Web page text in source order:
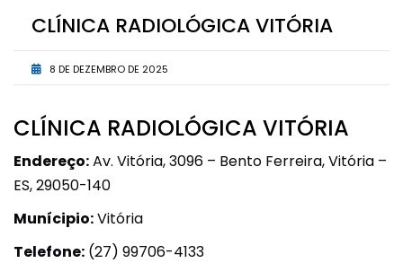
CLÍNICA RADIOLÓGICA VITÓRIA
8 DE DEZEMBRO DE 2025
CLÍNICA RADIOLÓGICA VITÓRIA
Endereço:Av. Vitória, 3096 – Bento Ferreira, Vitória –
ES, 29050-140
Munícipio:Vitória
Telefone: (27) 99706-4133